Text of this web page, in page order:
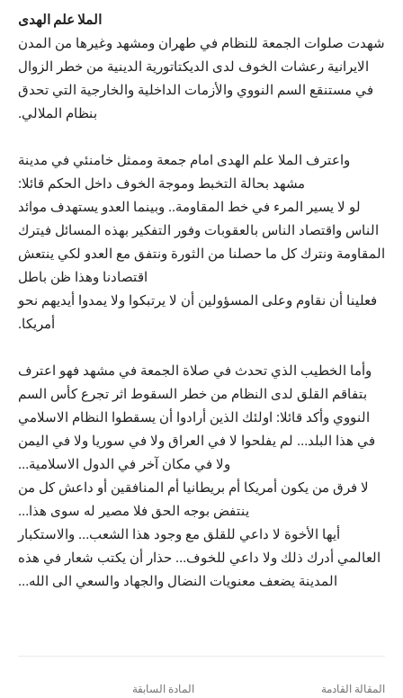
الملا علم الهدى
شهدت صلوات الجمعة للنظام في طهران ومشهد وغيرها من المدن
الايرانية رعشات الخوف لدى الديكتاتورية الدينية من خطر الزوال
في مستنقع السم النووي والأزمات الداخلية والخارجية التي تحدق
بنظام الملالي.
واعترف الملا علم الهدى امام جمعة وممثل خامنئي في مدينة
مشهد بحالة التخبط وموجة الخوف داخل الحكم قائلا:
لو لا يسير المرء في خط المقاومة.. وبينما العدو يستهدف موائد
الناس واقتصاد الناس بالعقوبات وفور التفكير بهذه المسائل فيترك
المقاومة ونترك كل ما حصلنا من الثورة ونتفق مع العدو لكي ينتعش
اقتصادنا وهذا ظن باطل
فعلينا أن نقاوم وعلى المسؤولين أن لا يرتبكوا ولا يمدوا أيديهم نحو
أمريكا.
وأما الخطيب الذي تحدث في صلاة الجمعة في مشهد فهو اعترف
بتفاقم القلق لدى النظام من خطر السقوط اثر تجرع كأس السم
النووي وأكد قائلا: اولئك الذين أرادوا أن يسقطوا النظام الاسلامي
في هذا البلد… لم يفلحوا لا في العراق ولا في سوريا ولا في اليمن
ولا في مكان آخر في الدول الاسلامية…
لا فرق من يكون أمريكا أم بريطانيا أم المنافقين أو داعش كل من
ينتفض بوجه الحق فلا مصير له سوى هذا…
أيها الأخوة لا داعي للقلق مع وجود هذا الشعب… والاستكبار
العالمي أدرك ذلك ولا داعي للخوف… حذار أن يكتب شعار في هذه
المدينة يضعف معنويات النضال والجهاد والسعي الى الله…
المادة السابقة المقالة القادمة